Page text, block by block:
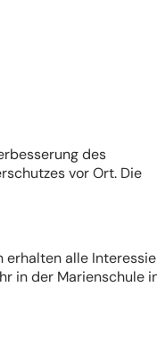
des
vor Ort. Die
erhalten alle
in der Marienschule